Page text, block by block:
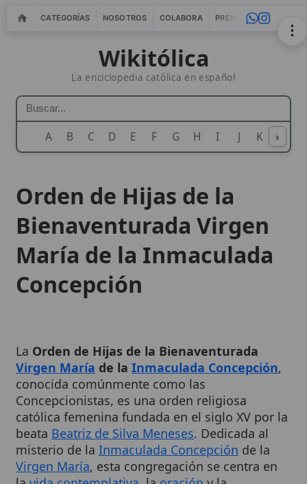
CATEGORÍAS NOSOTROS COLABORA PRENSA WEBMASTERS
Wikitólica
La enciclopedia católica en español
A B C D E F G H I J K L M
›
Bienaventurada Virgen
María de la Inmaculada
Concepción
conocida comúnmente como las
Concepcionistas, es una orden religiosa
católica femenina fundada en el siglo XV por la
beataBeatriz de Silva Meneses. Dedicada al
misterio de laInmaculada Concepciónde la
Virgen María, esta congregación se centra en
lavida contemplativa, laoracióny la
propagación delculto mariano. Surgida en
España bajo el impulso de la reina Isabel la